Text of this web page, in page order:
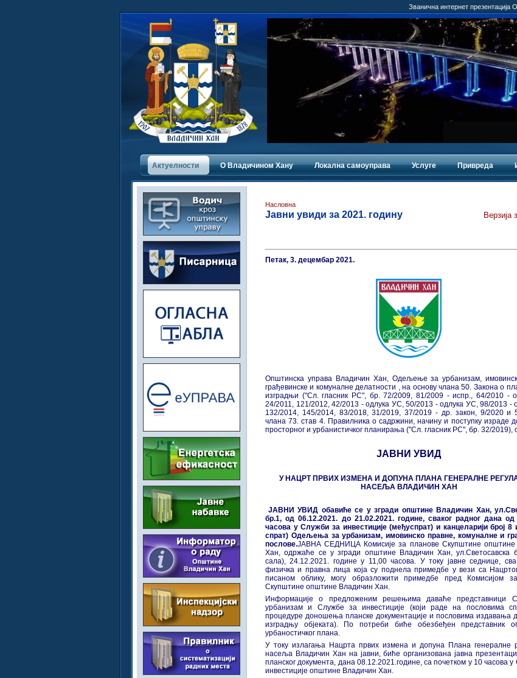
Званична интернет
Актуелности О Владичинoм Хану Локална самоуправа Услуге Привреда
Насловна
Јавни увиди за 2021. годину Верзија
Петак, 3. децембар 2021.
Општинска управа Владичин Хан, Одељење за урбанизам,
грађевинске и комуналне делатности , на основу члана 50. Закона о
изградњи ("Сл. гласник РС", бр. 72/2009, 81/2009 - испр., 64/2010 -
24/2011, 121/2012, 42/2013 - одлука УС, 50/2013 - одлука УС, 98/2013 -
132/2014, 145/2014, 83/2018, 31/2019, 37/2019 - др. закон, 9/2020 и
члана 73. став 4. Правилника о садржини, начину и поступку израде
просторног и урбанистичког планирања ("Сл. гласник РС", бр. 32/2019),
ЈАВНИ УВИД
У НАЦРТ ПРВИХ ИЗМЕНА И ДОПУНА ПЛАНА ГЕНЕРАЛНЕ
НАСЕЉА ВЛАДИЧИН ХАН
ЈАВНИ УВИД обавиће се у згради општине Владичин Хан,
бр.1, од 06.12.2021. до 21.02.2021. године, сваког радног дана
часова у Служби за инвестиције (међуспрат) и канцеларији број 8
спрат) Одељења за урбанизам, имовинско правне, комуналне и
послове.ЈАВНА СЕДНИЦА Комисије за планове Скупштине општине
Хан, одржаће се у згради општине Владичин Хан, ул.Светосавска
сала), 24.12.2021. године у 11,00 часова. У току јавне седнице,
физичка и правна лица која су поднела примедбе у вези са
писаном облику, могу образложити примедбе пред Комисијом
Скупштине општине Владичин Хан.
Информације о предложеним решењима даваће представници
урбанизам и Службе за инвестиције (који раде на пословима
процедуре доношења планске документације и пословима издавања
изградњу објеката). По потреби биће обезбеђен представник
урбаностичког плана.
У току излагања Нацрта првих измена и допуна Плана генералне
насеља Владичин Хан на јавни, биће организована јавна
планског документа, дана 08.12.2021.године, са почетком у 10 часова
инвестиције општине Владичин Хан.